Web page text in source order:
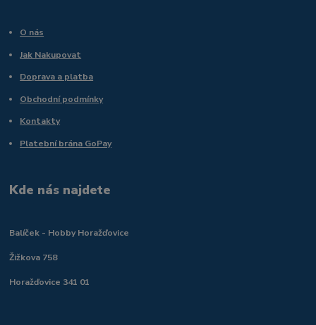
O nás
Jak Nakupovat
Doprava a platba
Obchodní podmínky
Kontakty
Platební brána GoPay
Kde nás najdete
Balíček - Hobby Horažďovice
Žižkova 758
Horažďovice 341 01